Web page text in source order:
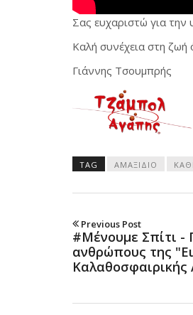
Σας ευχαριστώ για την
Καλή συνέχεια στη
Γιάννης Τσουμπρής
TAG ΑΜΑΞΊΔΙΟ
Previous Post
#Μένουμε Σπίτι -
ανθρώπους της
Καλαθοσφαιρικής